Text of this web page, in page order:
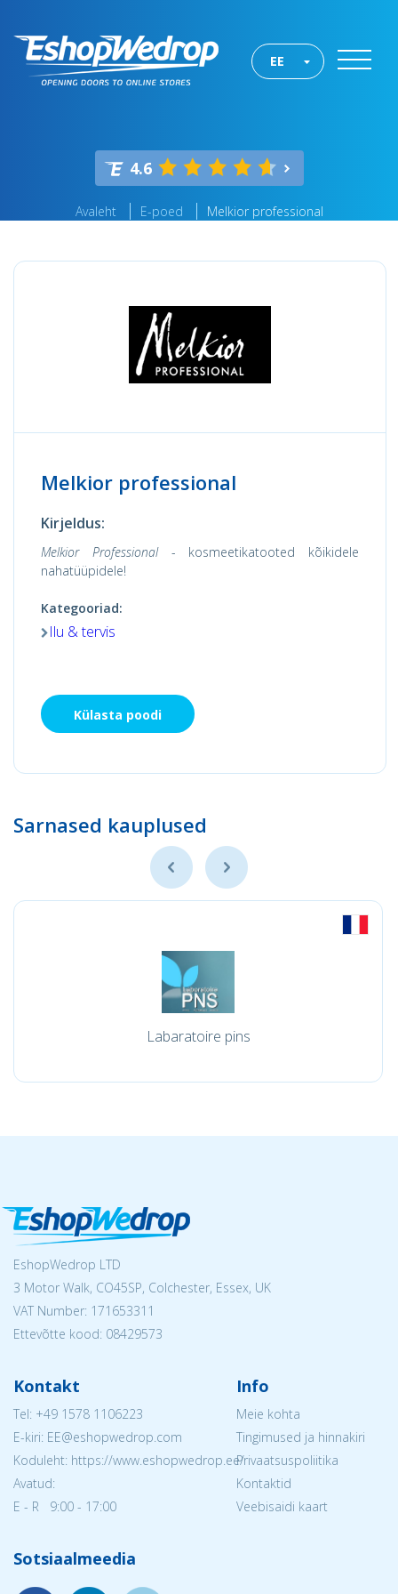
EE
4.6
Avaleht E-poed Melkior professional
Melkior professional
Kirjeldus:
Melkior Professional- kosmeetikatooted kõikidele
nahatüüpidele!
Kategooriad:
Ilu & tervis
Külasta poodi
Sarnased kauplused
Labaratoire pins
EshopWedrop LTD
3 Motor Walk, CO45SP, Colchester, Essex, UK
VAT Number: 171653311
Ettevõtte kood: 08429573
Kontakt
Tel: +49 1578 1106223
E-kiri: EE@eshopwedrop.com
Koduleht: https://www.eshopwedrop.ee/
Avatud:
E - R 9:00 - 17:00
Info
Meie kohta
Tingimused ja hinnakiri
Privaatsuspoliitika
Kontaktid
Veebisaidi kaart
Sotsiaalmeedia